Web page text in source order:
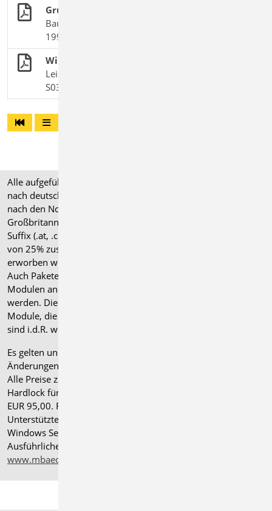
Grundlagen + Einwirkungen
BauStatik-Module nach DIN EN 1990, DIN EN
1991-1 und DIN EN 1998-1-3
Wind- und Schneelasten auf Gebäude
Leistungsbeschreibung des BauStatik-Moduls
S031.de Wind- und Schneelasten
Alle aufgeführten Preise verstehen sich für Module/Pakete
nach deutschen Normgrundlagen (".de"). Module, die auch
nach den Normen für Österreich, Schweiz, Italien und
Großbritannien verfügbar sind, tragen ein entsprechendes
Suffix (.at, .ch, .it bzw. .uk) und können gegen einen Aufpreis
von 25% zusammen mit dem jeweiligen ".de"-Modul
erworben werden.
Auch Pakete können gegen einen Aufpreis von 25% mit
Modulen anderer Normen (.at, .ch, .it bzw. .uk) erweitert
werden. Die Paketerweiterung umfasst alle entsprechenden
Module, die zum Zeitpunkt des Kaufs verfügbar sind. Das
sind i.d.R. weniger Module als nach deutscher Norm.
Es gelten unsere
Änderungen und Irrtümer vorbehalten.
Alle Preise zzgl. Versandkosten und gesetzlicher MwSt.
Hardlock für Einzelplatzlizenz, je Arbeitsplatz erforderlich
EUR 95,00. Folgelizenz-/Netzwerkbedingungen auf Anfrage.
Unterstützte Betriebssysteme: Windows
Windows Server 2025 mit Windows Terminal Server.
Ausführliche Informationen auf
www.mbaec.de/service/systemvoraussetzungen